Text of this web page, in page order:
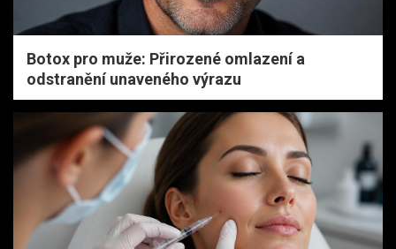
Botox pro muže: Přirozené omlazení a
odstranění unaveného výrazu